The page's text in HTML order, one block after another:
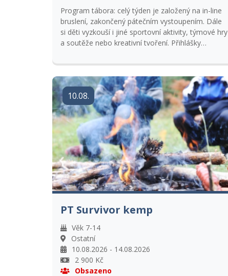
Program tábora: celý týden je založený na in-line
bruslení, zakončený pátečním vystoupením. Dále
si děti vyzkouší i jiné sportovní aktivity, týmové hry
a soutěže nebo kreativní tvoření. Přihlášky
10.08.
PT Survivor kemp
Věk 7-14
Ostatní
10.08.2026 - 14.08.2026
2 900 Kč
Obsazeno